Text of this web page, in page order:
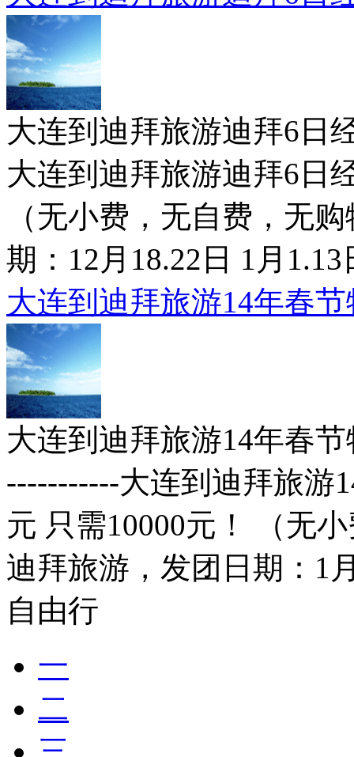
大连到迪拜旅游迪拜6日
大连到迪拜旅游迪拜6日
（无小费，无自费，无
期：12月18.22日 1月
大连到迪拜旅游14年春
大连到迪拜旅游14年春
-----------大连到迪拜旅游
元 只需10000元！ （无
迪拜旅游，发团日期：1
自由行
一
二